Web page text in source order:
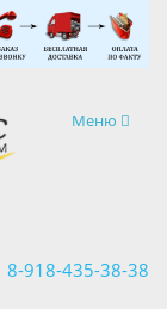
Навигация
Меню
8-918-435-38-38
×